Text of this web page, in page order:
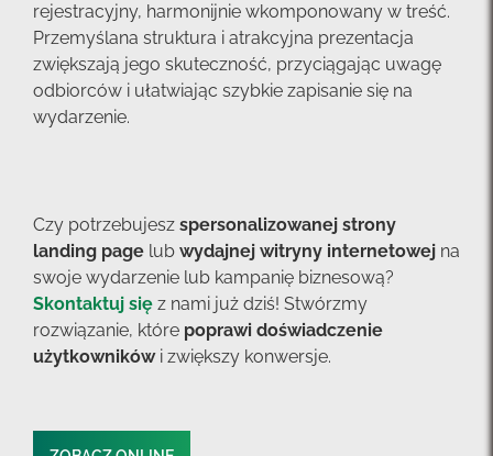
rejestracyjny, harmonijnie wkomponowany w treść.
Przemyślana struktura i atrakcyjna prezentacja
zwiększają jego skuteczność, przyciągając uwagę
odbiorców i ułatwiając szybkie zapisanie się na
wydarzenie.
Czy potrzebujesz spersonalizowanej strony
landing page lub wydajnej witryny internetowej na
swoje wydarzenie lub kampanię biznesową?
Skontaktuj się z nami już dziś! Stwórzmy
rozwiązanie, które poprawi doświadczenie
użytkownikówi zwiększy konwersje.